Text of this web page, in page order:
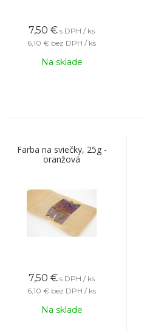
7,50 € s DPH / ks
6,10 € bez DPH / ks
Na sklade
Farba na sviečky, 25g -
oranžová
7,50 € s DPH / ks
6,10 € bez DPH / ks
Na sklade